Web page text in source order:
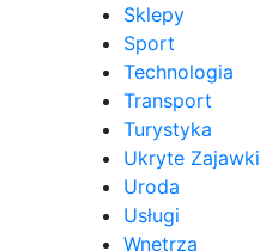
Sklepy
Sport
Technologia
Transport
Turystyka
Ukryte Zajawki
Uroda
Usługi
Wnętrza